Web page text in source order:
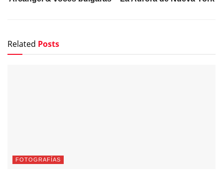
Related Posts
FOTOGRAFÍAS